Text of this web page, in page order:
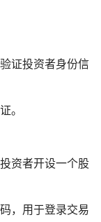
证投资者身份信
。
资者开设一个股
，用于登录交易